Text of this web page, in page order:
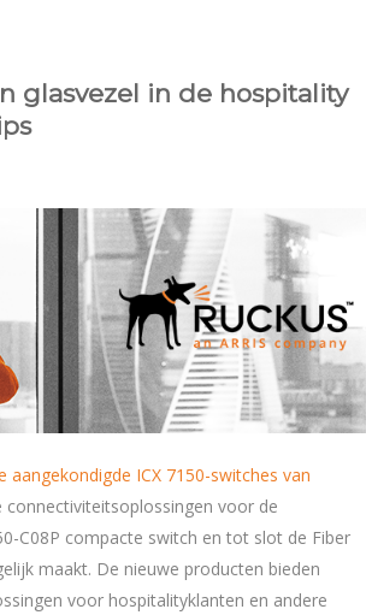
glasvezel in de hospitality
aangekondigde ICX 7150-switches van
voor de
C08P compacte switch en tot slot de Fiber
maakt. De nieuwe producten bieden
voor hospitalityklanten en andere